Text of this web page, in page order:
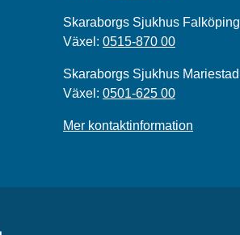
Skaraborgs Sjukhus Falköping
Växel: 0515-870 00
Skaraborgs Sjukhus Mariestad
Växel: 0501-625 00
Mer kontaktinformation